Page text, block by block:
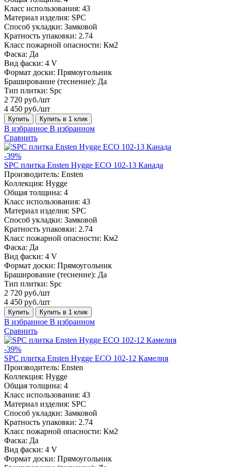
Класс использования: 43
Материал изделия: SPC
Способ укладки: Замковой
Кратность упаковки: 2.74
Класс пожарной опасности: Км2
Фаска: Да
Вид фаски: 4 V
Формат доски: Прямоугольник
Браширование (теснение): Да
Тип плитки: Spc
2 720 руб./шт
4 450 руб./шт
Купить Купить в 1 клик
В избранное В избранном
Сравнить
-39%
SPC плитка Ensten Hygge ECO 102-13 Канада
Производитель: Ensten
Коллекция: Hygge
Общая толщина: 4
Класс использования: 43
Материал изделия: SPC
Способ укладки: Замковой
Кратность упаковки: 2.74
Класс пожарной опасности: Км2
Фаска: Да
Вид фаски: 4 V
Формат доски: Прямоугольник
Браширование (теснение): Да
Тип плитки: Spc
2 720 руб./шт
4 450 руб./шт
Купить Купить в 1 клик
В избранное В избранном
Сравнить
-39%
SPC плитка Ensten Hygge ECO 102-12 Камелия
Производитель: Ensten
Коллекция: Hygge
Общая толщина: 4
Класс использования: 43
Материал изделия: SPC
Способ укладки: Замковой
Кратность упаковки: 2.74
Класс пожарной опасности: Км2
Фаска: Да
Вид фаски: 4 V
Формат доски: Прямоугольник